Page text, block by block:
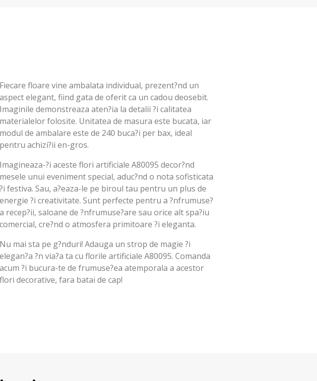
Fiecare floare vine ambalata individual, prezent?nd un
aspect elegant, fiind gata de oferit ca un cadou deosebit.
Imaginile demonstreaza aten?ia la detalii ?i calitatea
materialelor folosite. Unitatea de masura este bucata, iar
modul de ambalare este de 240 buca?i per bax, ideal
pentru achizi?ii en-gros.
Imagineaza-?i aceste flori artificiale A80095 decor?nd
mesele unui eveniment special, aduc?nd o nota sofisticata
?i festiva. Sau, a?eaza-le pe biroul tau pentru un plus de
energie ?i creativitate. Sunt perfecte pentru a ?nfrumuse?
a recep?ii, saloane de ?nfrumuse?are sau orice alt spa?iu
comercial, cre?nd o atmosfera primitoare ?i eleganta.
Nu mai sta pe g?nduri! Adauga un strop de magie ?i
elegan?a ?n via?a ta cu florile artificiale A80095. Comanda
acum ?i bucura-te de frumuse?ea atemporala a acestor
flori decorative, fara batai de cap!